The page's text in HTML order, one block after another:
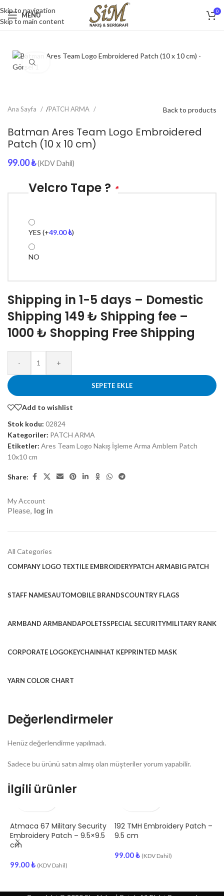
Skip to navigation
Skip to main content
MENU 0
Click to enlarge
Ana Sayfa /PATCH ARMA Back to products
Batman Ares Team Logo Embroidered
Patch (10 x 10 cm)
99.00₺(KDV Dahil)
Velcro Tape ? *
YES (+49.00₺)
NO
Shipping in 1-5 days – Domestic
Shipping 149 ₺ Shipping fee –
1000 ₺ Shopping Free Shipping
- +
SEPETE EKLE
Add to wishlist
Stok kodu: 02824
Kategoriler: PATCH ARMA
Etiketler: Ares Team Logo Nakış İşleme Arma Amblem Patch
10x10 cm
Share:
My Account
Please, log in
All Categories
COMPANY LOGO TEXTILE EMBROIDERYPATCH ARMABIG PATCH
STAFF NAMESAUTOMOBILE BRANDSCOUNTRY FLAGS
ARMBAND ARMBANDAPOLETSSPECIAL SECURITYMILITARY RANK
CORPORATE LOGOKEYCHAINHAT KEPPRINTED MASK
YARN COLOR CHART
Değerlendirmeler
Henüz değerlendirme yapılmadı.
Sadece bu ürünü satın almış olan müşteriler yorum yapabilir.
İlgili ürünler
Atmaca 67 Military Security
Embroidery Patch – 9.5×9.5
cm
99.00₺ (KDV Dahil)
192 TMH Embroidery Patch –
9.5 cm
99.00₺ (KDV Dahil)